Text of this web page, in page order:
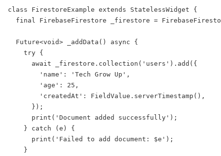
class FirestoreExample extends StatelessWidget {
final
FirebaseFirestore _firestore =
Future<void> _addData () async {
try {
await _firestore. collection ( 'users' ). add ({
'name' : 'Tech Grow Up' ,
'age' : 25 ,
'createdAt' : FieldValue . serverTimestamp (),
      });
print ( 'Document added successfully' );
    }
catch (e) {
print ( 'Failed to add document: $e ' );
    }